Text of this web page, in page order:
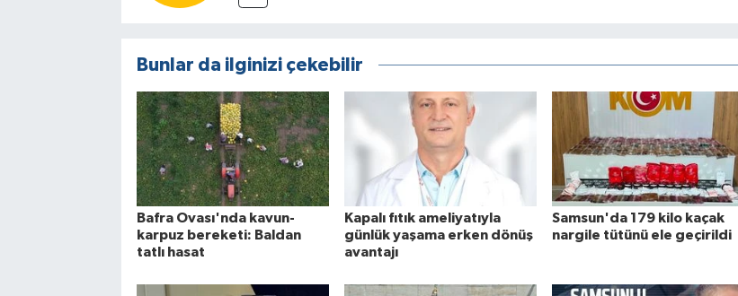
Bunlar da ilginizi çekebilir
Bafra Ovası'nda kavun-
karpuz bereketi: Baldan
tatlı hasat
Kapalı fıtık ameliyatıyla
günlük yaşama erken dönüş
avantajı
Samsun'da 179 kilo kaçak
nargile tütünü ele geçirildi